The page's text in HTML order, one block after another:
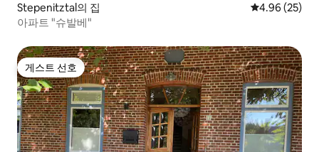
Stepenitztal의 집 평점 4.96점(5
4.96 (25)
아파트 "슈발베"
게스트 선호
게스트 선호